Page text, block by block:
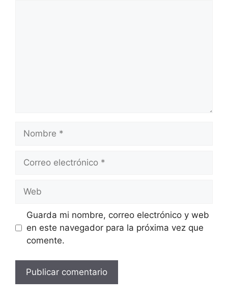
Nombre
Correo
Web
Guarda mi nombre, correo electrónico y web
en este navegador para la próxima vez que
comente.